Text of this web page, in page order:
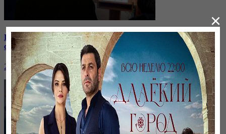
Бірнеше отбасын алдаған туристік фирма директоры
сотталып жатыр
26 января, 19:36
×